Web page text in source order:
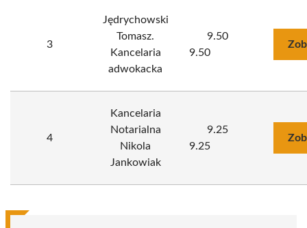
3
Jędrychowski
Tomasz.
Kancelaria
adwokacka
9.50
9.50
4
Kancelaria
Notarialna
Nikola
Jankowiak
9.25
9.25